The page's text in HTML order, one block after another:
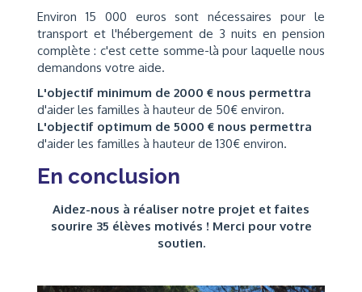
Environ 15 000 euros sont nécessaires pour le
transport et l'hébergement de 3 nuits en pension
complète : c'est cette somme-là pour laquelle nous
demandons votre aide.
L'objectif minimum de 2000 € nous permettra
d'aider les familles à hauteur de 50€ environ.
L'objectif optimum de 5000 € nous permettra
d'aider les familles à hauteur de 130€ environ.
En conclusion
Aidez-nous à réaliser notre projet et faites
sourire 35 élèves motivés ! Merci pour votre
soutien.